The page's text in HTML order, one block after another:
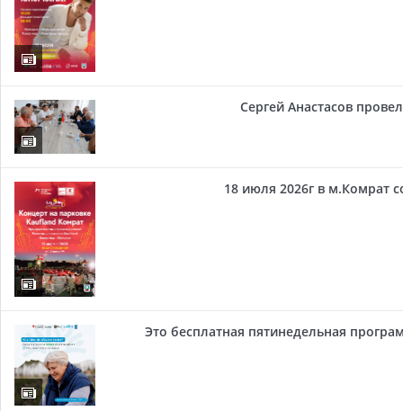
Сергей Анастасов
18 июля 2026г в м.Комрат
Это бесплатная пятинедельная